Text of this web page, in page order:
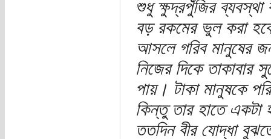
শুধু ক্ষুদ্রপুঁজির ব্যবস্থা
বড় রকমের ভুল করা
আসলে গরিব মানুষের
নিজের দিকে তাকাবার
পায়। টাকা মানুষকে
কিন্তু তার হাতে একটা
ততদিন বীর যোদ্ধা